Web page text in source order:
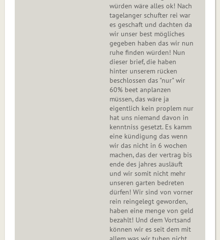
würden wäre alles ok! Nach
tagelanger schufter rei war
es geschaft und dachten da
wir unser best mögliches
gegeben haben das wir nun
ruhe finden würden! Nun
dieser brief, die haben
hinter unserem rücken
beschlossen das "nur" wir
60% beet anplanzen
müssen, das wäre ja
eigentlich kein proplem nur
hat uns niemand davon in
kenntniss gesetzt. Es kamm
eine kündigung das wenn
wir das nicht in 6 wochen
machen, das der vertrag bis
ende des jahres ausläuft
und wir somit nicht mehr
unseren garten bedreten
dürfen! Wir sind von vorner
rein reingelegt geworden,
haben eine menge von geld
bezahlt! Und dem Vortsand
können wir es seit dem mit